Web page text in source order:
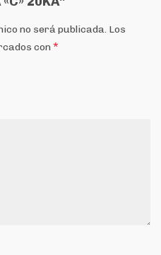
no será publicada. Los
con *